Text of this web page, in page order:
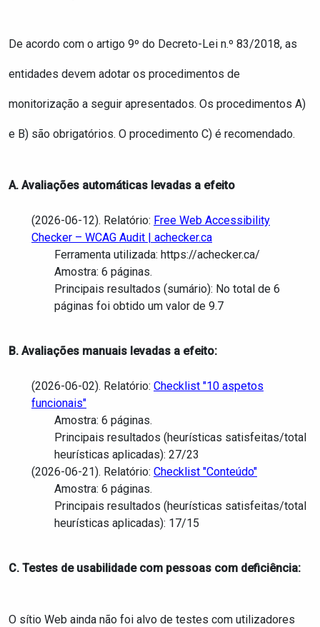
De acordo com o artigo 9º do Decreto-Lei n.º 83/2018, as
entidades devem adotar os procedimentos de
monitorização a seguir apresentados. Os procedimentos A)
e B) são obrigatórios. O procedimento C) é recomendado.
A. Avaliações automáticas levadas a efeito
(2026-06-12). Relatório: Free Web Accessibility
Checker – WCAG Audit | achecker.ca
Ferramenta utilizada: https://achecker.ca/
Amostra: 6 páginas.
Principais resultados (sumário): No total de 6
páginas foi obtido um valor de 9.7
B. Avaliações manuais levadas a efeito:
(2026-06-02). Relatório: Checklist "10 aspetos
funcionais"
Amostra: 6 páginas.
Principais resultados (heurísticas satisfeitas/total
heurísticas aplicadas): 27/23
(2026-06-21). Relatório: Checklist "Conteúdo"
Amostra: 6 páginas.
Principais resultados (heurísticas satisfeitas/total
heurísticas aplicadas): 17/15
C. Testes de usabilidade com pessoas com deficiência:
O sítio Web ainda não foi alvo de testes com utilizadores